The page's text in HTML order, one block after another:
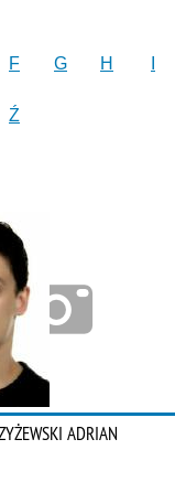
F G H
Ź
ADRIAN